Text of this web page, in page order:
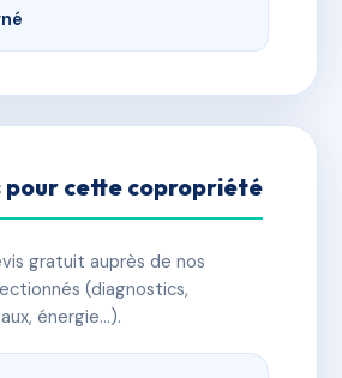
pour cette copropriété
gratuit auprès de nos
(diagnostics,
énergie…).